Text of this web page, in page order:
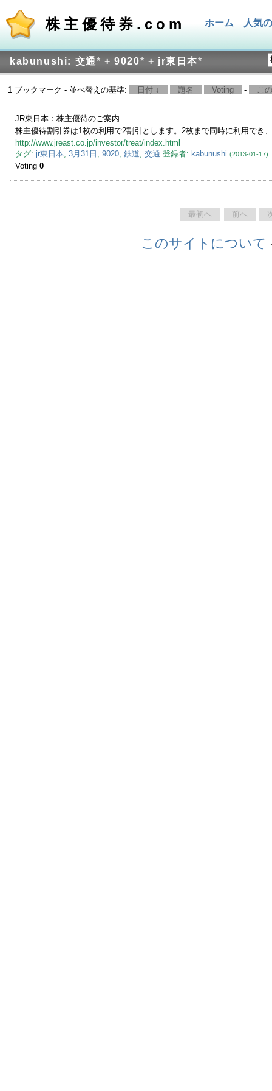
株主優待券.com ホーム 人気
kabunushi: 交通* + 9020* + jr東日本*
1 ブックマーク - 並べ替えの基準: 日付 ↓ 題名 Voting - こ
JR東日本：株主優待のご案内
株主優待割引券は1枚の利用で2割引とします。2枚まで同時に利用でき
http://www.jreast.co.jp/investor/treat/index.html
タグ:jr東日本,3月31日 ,9020,鉄道,交通 登録者: kabunushi (2013-01-17)
Voting0
最初へ 前へ
このサイトについて